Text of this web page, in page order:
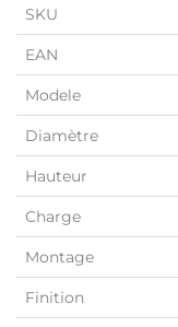
SKU
EAN
Modele
Diamètre
Hauteur
Charge
Montage
Finition